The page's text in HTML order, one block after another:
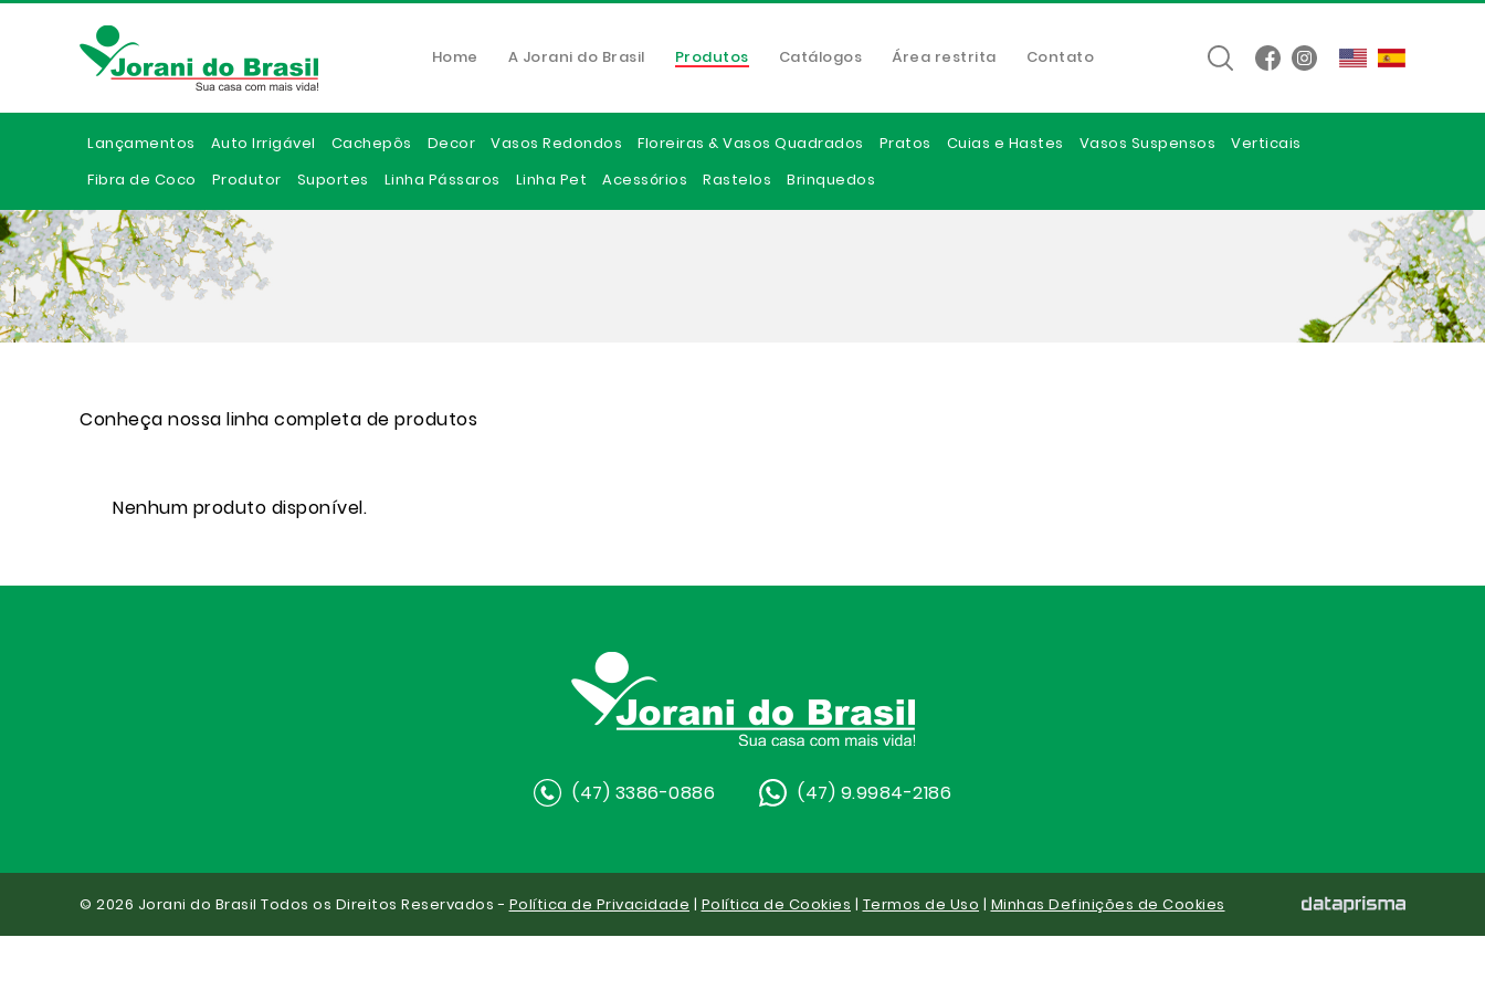
Home A Jorani do Brasil Produtos Catálogos Área restrita Contato
Lançamentos Auto Irrigável Cachepôs Decor Vasos Redondos Floreiras & Vasos Quadrados Pratos Cuias e Hastes Vasos Suspensos
Verticais
Fibra de Coco
Produtor Suportes Linha Pássaros Linha Pet Acessórios Rastelos Brinquedos
Conheça nossa linha completa de produtos
Nenhum produto disponível.
(47) 3386-0886 (47) 9.9984-2186
© 2026 Jorani do Brasil Todos os Direitos Reservados - Política de Privacidade | Política de Cookies | Termos de Uso | Minhas Definições de Cookies